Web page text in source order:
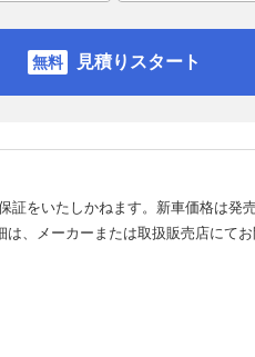
見積りスタート
証をいたしかねます。新車価格は発
、メーカーまたは取扱販売店にてお